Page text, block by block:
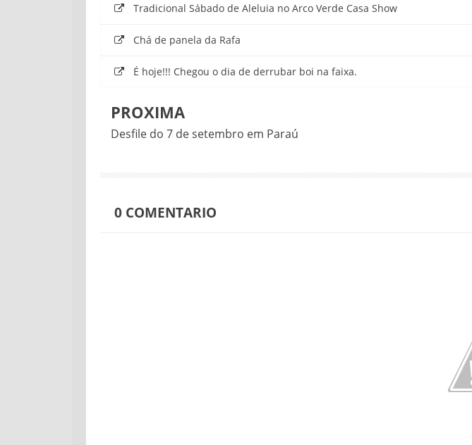
Tradicional Sábado de Aleluia no Arco Verde Casa Show
Chá de panela da Rafa
É hoje!!! Chegou o dia de derrubar boi na faixa.
PROXIMA
Desfile do 7 de setembro em Paraú
0 COMENTARIO